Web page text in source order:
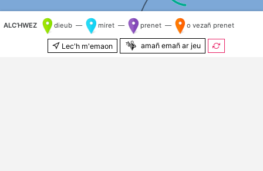
ALC’HWEZ dieub — miret — prenet — o vezañ prenet
Lec'h m'emaon amañ emañ ar jeu